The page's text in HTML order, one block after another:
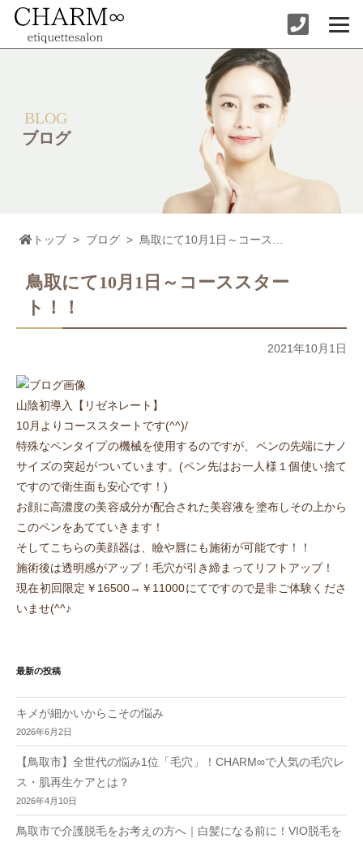
BLOG
ブログ
トップ > ブログ >
鳥取にて10月1日～コーススター
ト！！
2021年10月1日
山陰初導入【リゼネレート】
10月よりコーススタートです(^^)/
特殊なペンタイプの機械を使用するのですが、ペンの先端にナノ
サイズの突起がついています。(ペン先はお一人様１個使い捨て
ですので衛生面も安心です！)
お顔に高濃度の美容成分が配合された美容液を塗布しその上から
このペンをあてていきます！
そしてこちらの美顔器は、瞼や唇にも施術が可能です！！
施術後は透明感がアップ！毛穴が引き締まってリフトアップ！
現在初回限定￥16500→￥11000にてですので是非ご体験くださ
いませ(^^♪
最新の投稿
キメが細かいからこその悩み
2026年6月2日
【鳥取市】全世代の悩み1位「毛穴」！CHARM∞で人気の毛穴レ
ス・肌再生ケアとは？
2026年4月10日
鳥取市で介護脱毛をお考えの方へ｜白髪になる前に！VIO脱毛を